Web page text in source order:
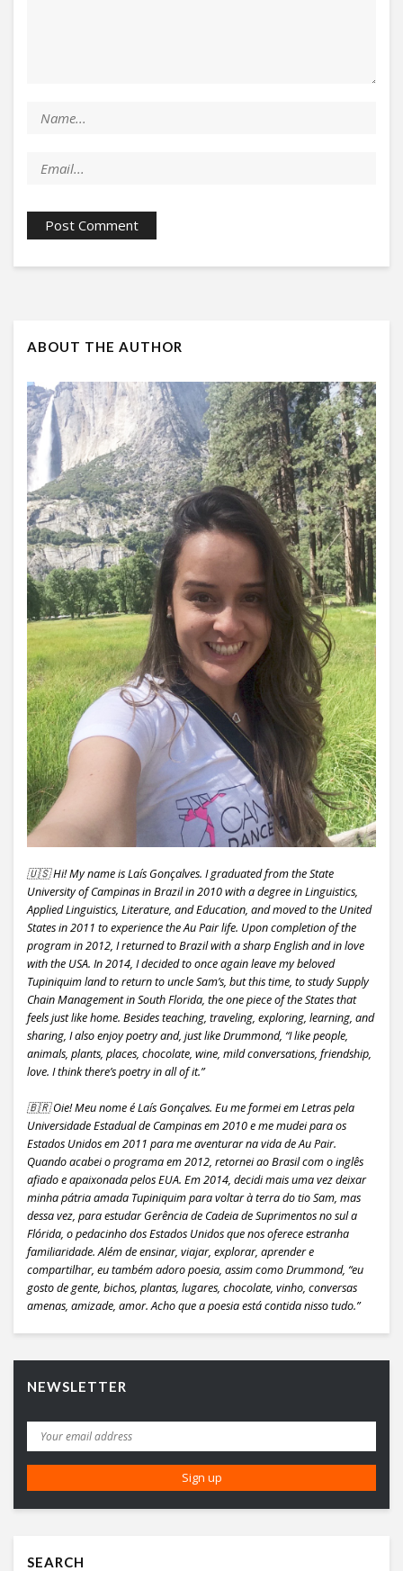
ABOUT THE AUTHOR
🇺🇸 Hi! My name is Laís Gonçalves. I graduated from the State
University of Campinas in Brazil in 2010 with a degree in Linguistics,
Applied Linguistics, Literature, and Education, and moved to the United
States in 2011 to experience the Au Pair life. Upon completion of the
program in 2012, I returned to Brazil with a sharp English and in love
with the USA. In 2014, I decided to once again leave my beloved
Tupiniquim land to return to uncle Sam’s, but this time, to study Supply
Chain Management in South Florida, the one piece of the States that
feels just like home. Besides teaching, traveling, exploring, learning, and
sharing, I also enjoy poetry and, just like Drummond, “I like people,
animals, plants, places, chocolate, wine, mild conversations, friendship,
love. I think there’s poetry in all of it.”
🇧🇷 Oie! Meu nome é Laís Gonçalves. Eu me formei em Letras pela
Universidade Estadual de Campinas em 2010 e me mudei para os
Estados Unidos em 2011 para me aventurar na vida de Au Pair.
Quando acabei o programa em 2012, retornei ao Brasil com o inglês
afiado e apaixonada pelos EUA. Em 2014, decidi mais uma vez deixar
minha pátria amada Tupiniquim para voltar à terra do tio Sam, mas
dessa vez, para estudar Gerência de Cadeia de Suprimentos no sul a
Flórida, o pedacinho dos Estados Unidos que nos oferece estranha
familiaridade. Além de ensinar, viajar, explorar, aprender e
compartilhar, eu também adoro poesia, assim como Drummond, “eu
gosto de gente, bichos, plantas, lugares, chocolate, vinho, conversas
amenas, amizade, amor. Acho que a poesia está contida nisso tudo.”
NEWSLETTER
SEARCH